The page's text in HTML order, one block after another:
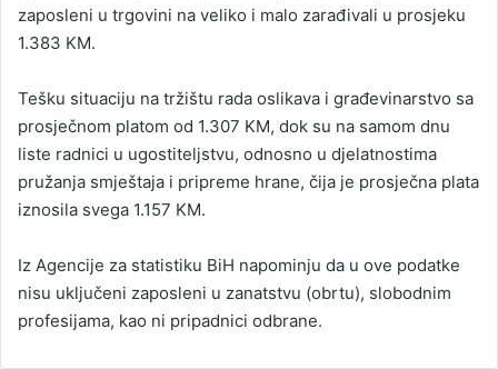
zaposleni u trgovini na veliko i malo zarađivali u prosjeku
1.383 KM.
Tešku situaciju na tržištu rada oslikava i građevinarstvo sa
prosječnom platom od 1.307 KM, dok su na samom dnu
liste radnici u ugostiteljstvu, odnosno u djelatnostima
pružanja smještaja i pripreme hrane, čija je prosječna plata
iznosila svega 1.157 KM.
Iz Agencije za statistiku BiH napominju da u ove podatke
nisu uključeni zaposleni u zanatstvu (obrtu), slobodnim
profesijama, kao ni pripadnici odbrane.